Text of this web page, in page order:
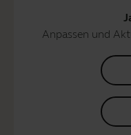
Anpassen und